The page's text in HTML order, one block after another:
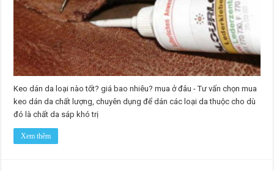
Keo dán da loại nào tốt? giá bao nhiêu? mua ở đâu - Tư vấn chọn mua
keo dán da chất lượng, chuyên dụng để dán các loại da thuộc cho dù
đó là chất da sáp khó trị
Xem thêm